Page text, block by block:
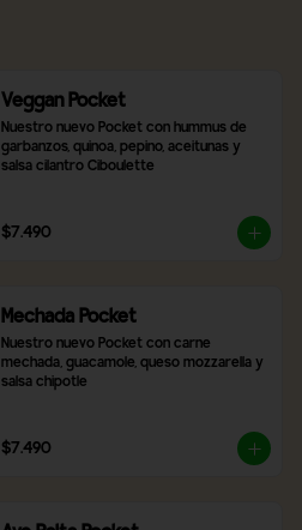
Veggan Pocket
Nuestro nuevo Pocket con hummus de
garbanzos, quinoa, pepino, aceitunas y
salsa cilantro Ciboulette
$7.490
Mechada Pocket
Nuestro nuevo Pocket con carne
mechada, guacamole, queso mozzarella y
salsa chipotle
$7.490